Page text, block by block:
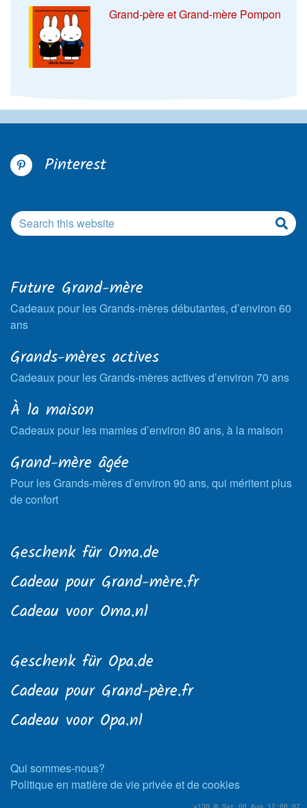
Grand-père et Grand-mère Pompon
Pinterest
Future Grand-mère
Cadeaux pour les Grands-mères débutantes, d’environ 60
ans
Grands-mères actives
Cadeaux pour les Grands-mères actives d’environ 70 ans
À la maison
Cadeaux pour les mamies d’environ 80 ans, à la maison
Grand-mère âgée
Pour les Grands-mères d’environ 90 ans, qui méritent plus
de confort
Geschenk für Oma.de
Cadeau pour Grand-mère.fr
Cadeau voor Oma.nl
Geschenk für Opa.de
Cadeau pour Grand-père.fr
Cadeau voor Opa.nl
Qui sommes-nous?
Politique en matière de vie privée et de cookies